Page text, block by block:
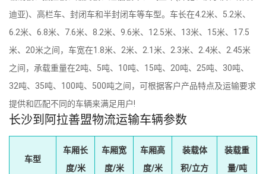
迪亚)、高栏车、封闭车和半封闭车等车型。车长在4.2米、5.2米、
6.2米、6.8米、7.6米、8.2米、9.6米、12.5米、13米、15米、17.5
米、20米之间，车宽在1.8米、2米、2.1米、2.3米、2.4米、2.45米
之间，承载重量在2吨、5吨、10吨、15吨、20吨、25吨、30吨、
32吨、35吨、100吨、500吨之间，可根据客户产品特点及运输要求
提供和匹配不同的车辆来满足用户!
长沙到阿拉善盟物流运输车辆参数
车型
车厢长
度/米
车厢宽
度/米
车厢高
度/米
装载体
积/立方
装载重
量/吨